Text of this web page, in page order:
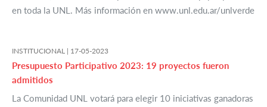
en toda la UNL. Más información en www.unl.edu.ar/unlverde
INSTITUCIONAL | 17-05-2023
Presupuesto Participativo 2023: 19 proyectos fueron
admitidos
La Comunidad UNL votará para elegir 10 iniciativas ganadoras